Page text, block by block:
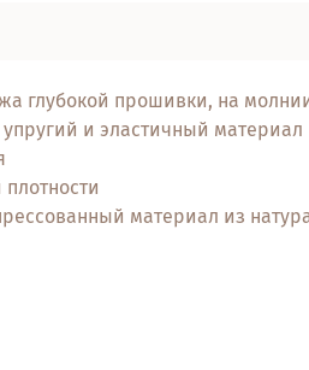
глубокой прошивки, на
и эластичный материал
материал из